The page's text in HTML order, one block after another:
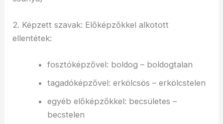
2. Képzett szavak: Előképzőkkel alkotott
ellentétek:
fosztóképzővel: boldog – boldogtalan
tagadóképzővel: erkölcsös – erkölcstelen
egyéb előképzőkkel: becsületes –
becstelen